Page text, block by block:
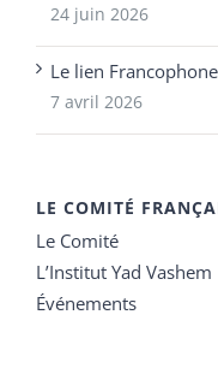
24 juin 2026
Le lien
7 avril 2026
LE COMITÉ
Le Comité
L’Institut Yad Vashem
Événements